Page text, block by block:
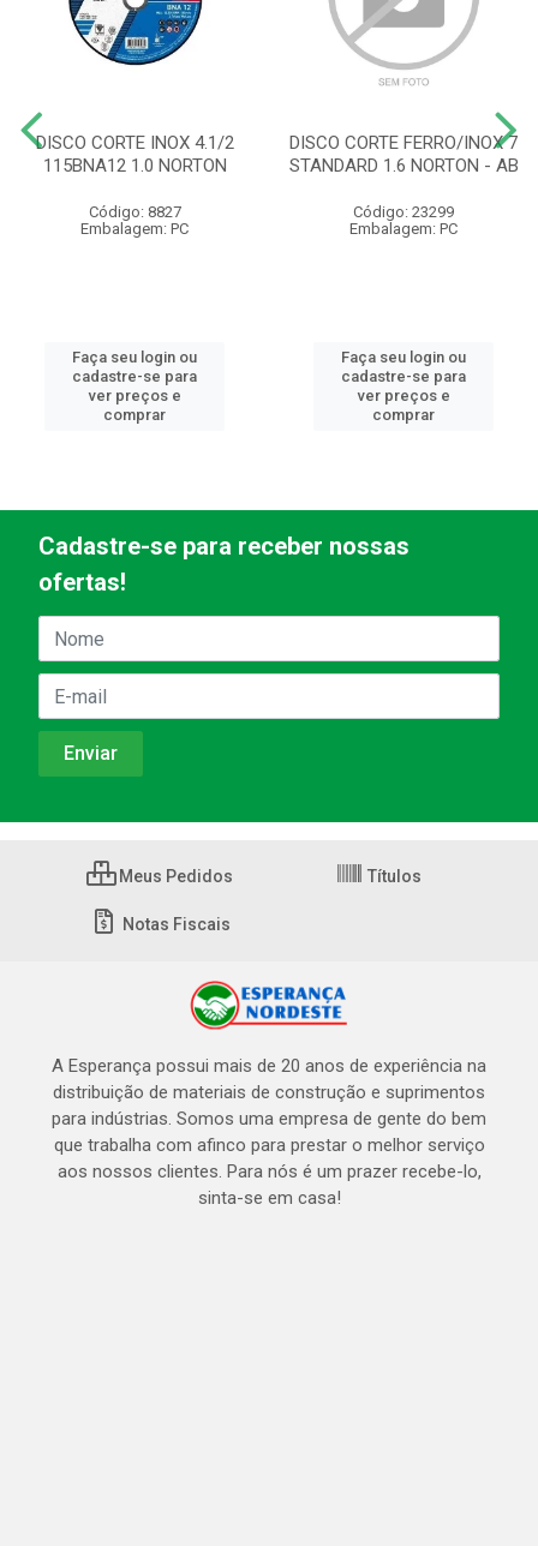
DISCO CORTE INOX 4.1/2
115BNA12 1.0 NORTON
Código: 8827
Embalagem: PC
Faça seu login ou
cadastre-se para
ver preços e
comprar
DISCO CORTE FERRO/INOX 7
STANDARD 1.6 NORTON - AB
Código: 23299
Embalagem: PC
Faça seu login ou
cadastre-se para
ver preços e
comprar
Cadastre-se para receber nossas
ofertas!
Meus Pedidos Títulos
Notas Fiscais
A Esperança possui mais de 20 anos de experiência na
distribuição de materiais de construção e suprimentos
para indústrias. Somos uma empresa de gente do bem
que trabalha com afinco para prestar o melhor serviço
aos nossos clientes. Para nós é um prazer recebe-lo,
sinta-se em casa!